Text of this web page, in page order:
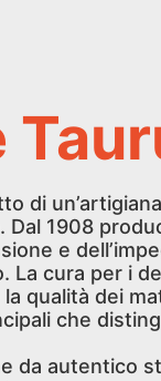
di
1908
e
La cura per i
qualità dei
che
da autentico